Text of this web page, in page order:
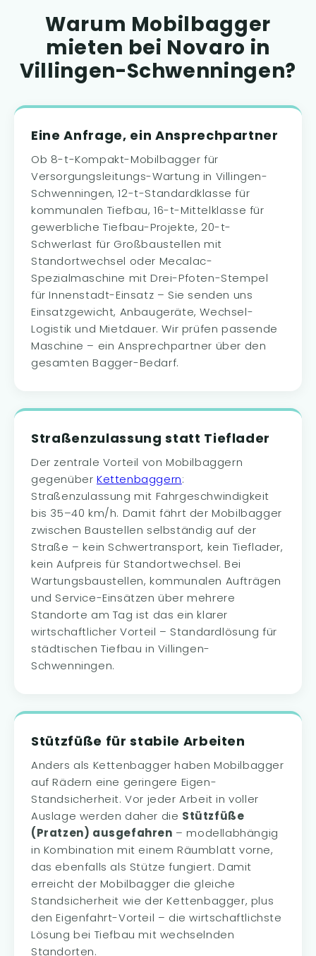
Warum Mobilbagger
mieten bei Novaro in
Villingen-Schwenningen?
Eine Anfrage, ein Ansprechpartner
Ob 8-t-Kompakt-Mobilbagger für
Versorgungsleitungs-Wartung in Villingen-
Schwenningen, 12-t-Standardklasse für
kommunalen Tiefbau, 16-t-Mittelklasse für
gewerbliche Tiefbau-Projekte, 20-t-
Schwerlast für Großbaustellen mit
Standortwechsel oder Mecalac-
Spezialmaschine mit Drei-Pfoten-Stempel
für Innenstadt-Einsatz – Sie senden uns
Einsatzgewicht, Anbaugeräte, Wechsel-
Logistik und Mietdauer. Wir prüfen passende
Maschine – ein Ansprechpartner über den
gesamten Bagger-Bedarf.
Straßenzulassung statt Tieflader
Der zentrale Vorteil von Mobilbaggern
gegenüber Kettenbaggern:
Straßenzulassung mit Fahrgeschwindigkeit
bis 35–40 km/h. Damit fährt der Mobilbagger
zwischen Baustellen selbständig auf der
Straße – kein Schwertransport, kein Tieflader,
kein Aufpreis für Standortwechsel. Bei
Wartungsbaustellen, kommunalen Aufträgen
und Service-Einsätzen über mehrere
Standorte am Tag ist das ein klarer
wirtschaftlicher Vorteil – Standardlösung für
städtischen Tiefbau in Villingen-
Schwenningen.
Stützfüße für stabile Arbeiten
Anders als Kettenbagger haben Mobilbagger
auf Rädern eine geringere Eigen-
Standsicherheit. Vor jeder Arbeit in voller
Auslage werden daher die Stützfüße
(Pratzen) ausgefahren – modellabhängig
in Kombination mit einem Räumblatt vorne,
das ebenfalls als Stütze fungiert. Damit
erreicht der Mobilbagger die gleiche
Standsicherheit wie der Kettenbagger, plus
den Eigenfahrt-Vorteil – die wirtschaftlichste
Lösung bei Tiefbau mit wechselnden
Standorten.